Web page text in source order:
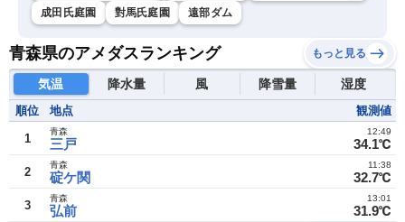
成田氏庭園
對馬氏庭園 遠部ダム
青森県のアメダスランキング もっと見る
気温 降水量 風 降雪量 湿度
順位 地点 観測値
1 三戸
青森
34.1℃
12:49
2 碇ケ関
青森
32.7℃
11:38
3 弘前
青森
31.9℃
13:01